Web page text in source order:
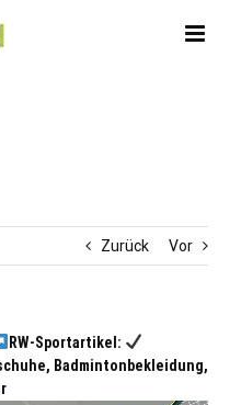
Zurück Vor
RW-Sportartikel:
Badmintonbekleidung,